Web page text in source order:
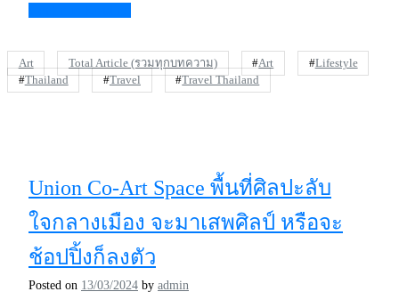
Art Total Article (รวมทุกบทความ) #Art #Lifestyle
#Thailand #Travel #Travel Thailand
Union Co-Art Space พื้นที่ศิลปะลับ
ใจกลางเมือง จะมาเสพศิลป์ หรือจะ
ช้อปปิ้งก็ลงตัว
Posted on 13/03/2024 by admin